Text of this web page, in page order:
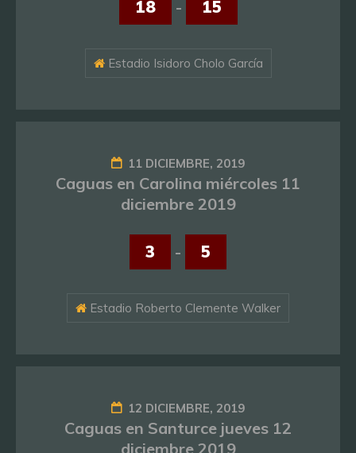
18 - 15
Estadio Isidoro Cholo García
11 DICIEMBRE, 2019
Caguas en Carolina miércoles 11
diciembre 2019
3 - 5
Estadio Roberto Clemente Walker
12 DICIEMBRE, 2019
Caguas en Santurce jueves 12
diciembre 2019